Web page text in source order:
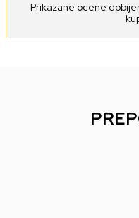
Prikazane ocene